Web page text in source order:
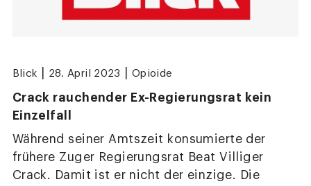
Blick 28. April 2023 Opioide
Crack rauchender Ex-Regierungsrat kein
Einzelfall
Während seiner Amtszeit konsumierte der
frühere Zuger Regierungsrat Beat Villiger
Crack. Damit ist er nicht der einzige. Die